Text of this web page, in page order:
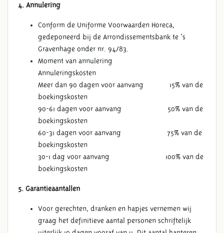
4. Annulering
Conform de Uniforme Voorwaarden Horeca,
gedeponeerd bij de Arrondissementsbank te ‘s
Gravenhage onder nr. 94/83.
Moment van annulering
Annuleringskosten
Meer dan 90 dagen voor aanvang 15% van de
boekingskosten
90-61 dagen voor aanvang 50% van de
boekingskosten
60-31 dagen voor aanvang 75% van de
boekingskosten
30-1 dag voor aanvang 100% van de
boekingskosten
5. Garantieaantallen
Voor gerechten, dranken en hapjes vernemen wij
graag het definitieve aantal personen schriftelijk